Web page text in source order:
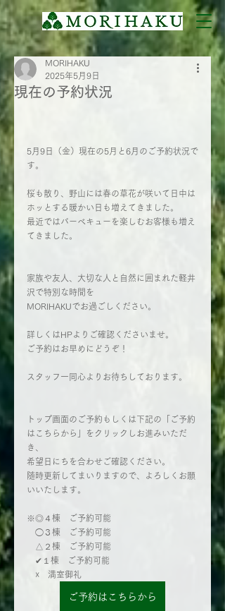
現在の予約状況
MORIHAKU
2025年5月9日
5月9日（金）現在の5月と6月のご予約状況で
す。
桜も散り、野山には春の草花が咲いて日中は
ホッとする暖かい日も増えてきました。
最近ではバーベキューを楽しむお客様も増え
てきました。
家族や友人、大切な人と自然に囲まれた軽井
沢で特別な時間を
MORIHAKUでお過ごしください。
詳しくはHPよりご確認くださいませ。
ご予約はお早めにどうぞ！
スタッフ一同心よりお待ちしております。
トップ画面のご予約もしくは下記の「ご予約
はこちらから」をクリックしお進みいただ
き、
希望日にちを合わせご確認ください。
随時更新してまいりますので、よろしくお願
いいたします。
※◎４棟　ご予約可能
◯３棟　ご予約可能
△２棟　ご予約可能
✔１棟　ご予約可能
☓　満室御礼
ご予約はこちらから